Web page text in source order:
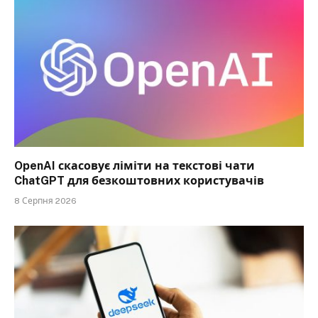
OpenAI скасовує ліміти на текстові чати
ChatGPT для безкоштовних користувачів
8 Серпня 2026